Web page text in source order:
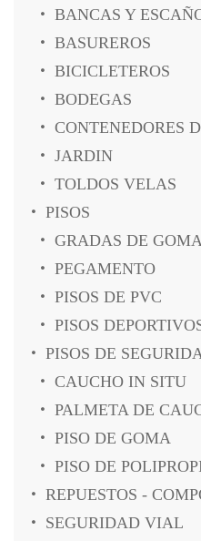
BANCAS Y
BASUREROS
BICICLETEROS
BODEGAS
CONTENEDORES
JARDIN
TOLDOS VELAS
PISOS
GRADAS DE
PEGAMENTO
PISOS DE PVC
PISOS
PISOS DE
CAUCHO IN SITU
PALMETA DE
PISO DE GOMA
PISO DE
REPUESTOS -
SEGURIDAD VIAL